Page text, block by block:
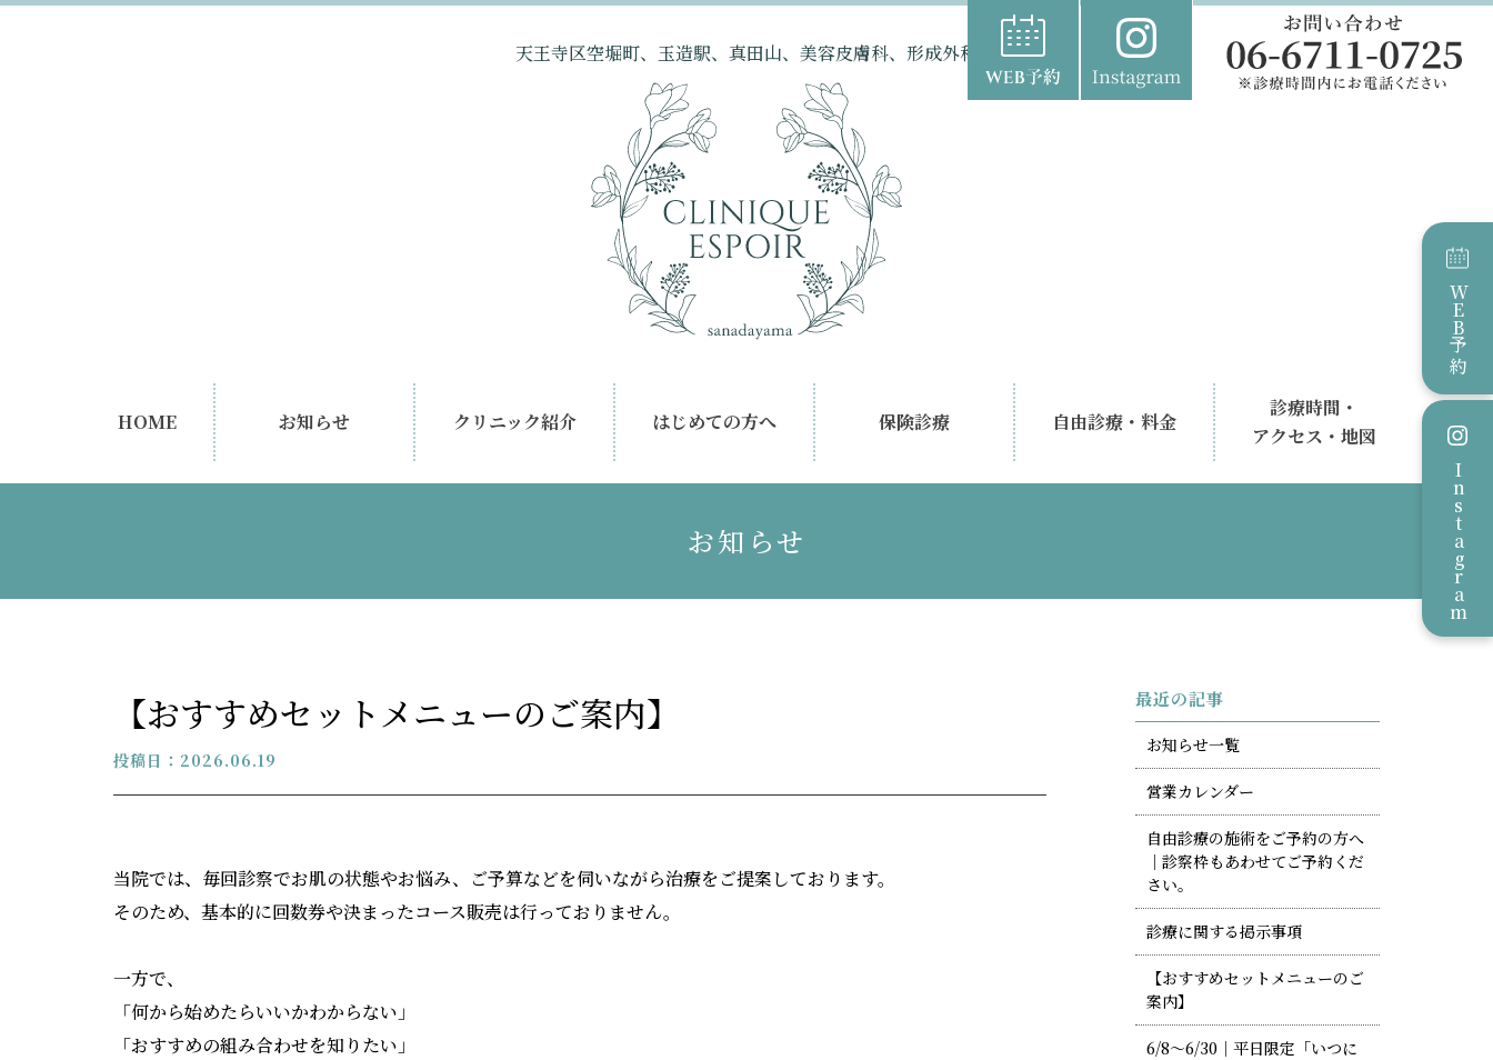
天王寺区空堀町、玉造駅、真田山、美容皮膚科、形成外科
HOME お知らせ クリニック紹介 はじめての方へ 保険診療 自由診療・料金
診療時間・
アクセス・地図
WEB
予約
Instagram
お知らせ
【おすすめセットメニューのご案内】
投稿日：2026.06.19
当院では、毎回診察でお肌の状態やお悩み、ご予算などを伺いながら治療をご提案しております。
そのため、基本的に回数券や決まったコース販売は行っておりません。
一方で、
「何から始めたらいいかわからない」
「おすすめの組み合わせを知りたい」
最近の記事
お知らせ一覧
営業カレンダー
自由診療の施術をご予約の方へ
｜診察枠もあわせてご予約くだ
さい。
診療に関する掲示事項
【おすすめセットメニューのご
案内】
6/8〜6/30｜平日限定「いつに